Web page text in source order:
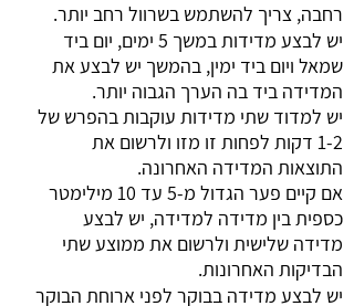
רחבה, צריך להשתמש בשרוול רחב יותר.
יש לבצע מדידות במשך 5 ימים, יום ביד
שמאל ויום ביד ימין, בהמשך יש לבצע את
המדידה ביד בה הערך הגבוה יותר.
יש למדוד שתי מדידות עוקבות בהפרש של
1-2 דקות לפחות זו מזו ולרשום את
התוצאות המדידה האחרונה.
אם קיים פער הגדול מ-5 עד 10 מילימטר
כספית בין מדידה למדידה, יש לבצע
מדידה שלישית ולרשום את ממוצע שתי
הבדיקות האחרונות.
יש לבצע מדידה בבוקר לפני ארוחת הבוקר